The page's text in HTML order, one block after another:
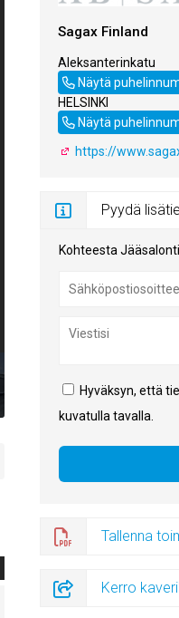
Sagax Finland
Aleksanterinkatu
Näytä
19 00100
HELSINKI
Näytä
010 3200 320
https://
Pyydä
Kohteesta
Hyväksyn, että
kuvatulla tavalla.
Tallenna
Kerro